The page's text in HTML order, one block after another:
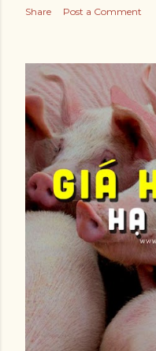
Share Post a Comment